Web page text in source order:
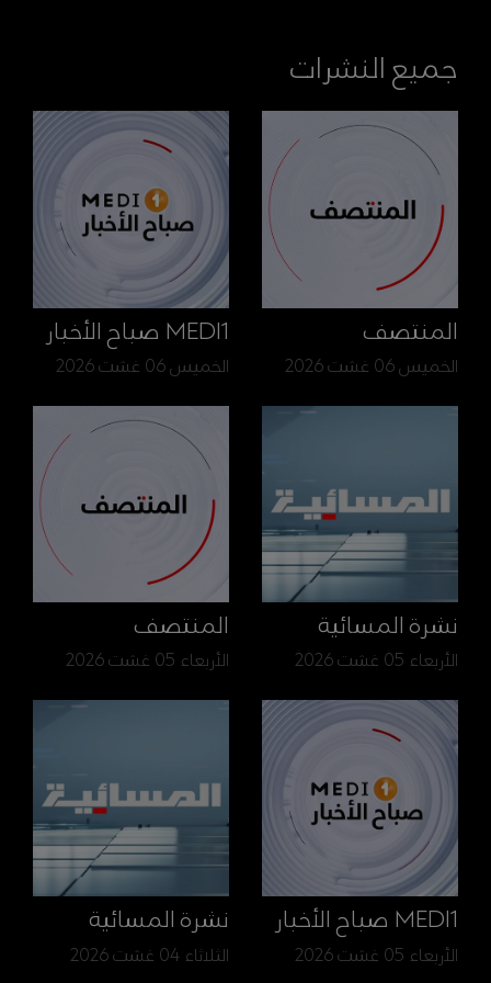
جميع النشرات
المنتصف
الخميس 06 غشت 2026
MEDI1 صباح الأخبار
الخميس 06 غشت 2026
نشرة المسائية
الأربعاء 05 غشت 2026
المنتصف
الأربعاء 05 غشت 2026
MEDI1 صباح الأخبار
الأربعاء 05 غشت 2026
نشرة المسائية
الثلاثاء 04 غشت 2026